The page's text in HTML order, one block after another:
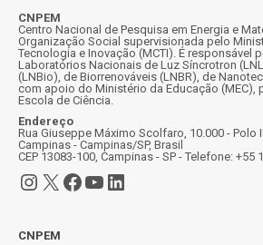
CNPEM
Centro Nacional de Pesquisa em Energia e
Organização Social supervisionada pelo
Tecnologia e Inovação (MCTI). É responsável
Laboratórios Nacionais de Luz Síncrotron
(LNBio), de Biorrenováveis (LNBR), de
com apoio do Ministério da Educação (MEC),
Escola de Ciência.
Endereço
Rua Giuseppe Máximo Scolfaro, 10.000 - Polo
Campinas - Campinas/SP, Brasil
CEP 13083-100, Campinas - SP - Telefone: +55
Instagram
X Facebook
Youtube
LinkedIn
CNPEM